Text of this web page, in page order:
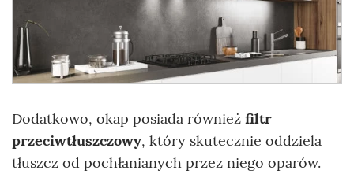
Dodatkowo, okap posiada również filtr
przeciwtłuszczowy, który skutecznie oddziela
tłuszcz od pochłanianych przez niego oparów.